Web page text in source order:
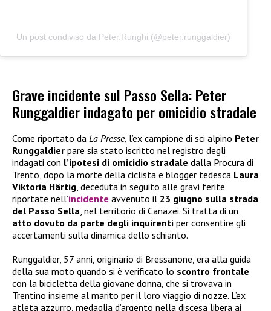
Un post condiviso da Peter.Runghi (@peter.runggaldier)
Grave incidente sul Passo Sella: Peter
Runggaldier indagato per omicidio stradale
Come riportato da La Presse, l’ex campione di sci alpino Peter
Runggaldier pare sia stato iscritto nel registro degli
indagati con l’ipotesi di omicidio stradale dalla Procura di
Trento, dopo la morte della ciclista e blogger tedesca Laura
Viktoria Härtig, deceduta in seguito alle gravi ferite
riportate nell’incidente avvenuto il 23 giugno sulla strada
del Passo Sella, nel territorio di Canazei. Si tratta di un
atto dovuto da parte degli inquirenti per consentire gli
accertamenti sulla dinamica dello schianto.
Runggaldier, 57 anni, originario di Bressanone, era alla guida
della sua moto quando si è verificato lo scontro frontale
con la bicicletta della giovane donna, che si trovava in
Trentino insieme al marito per il loro viaggio di nozze. L’ex
atleta azzurro, medaglia d’argento nella discesa libera ai